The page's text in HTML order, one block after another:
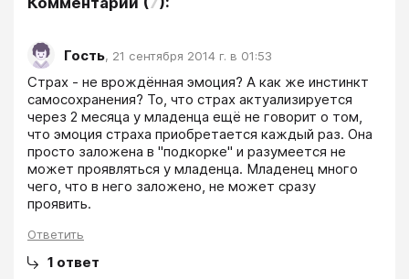
Гость, 21 сентября 2014 г. в 01:53
Страх - не врождённая эмоция? А как же инстинкт
самосохранения? То, что страх актуализируется
через 2 месяца у младенца ещё не говорит о том,
что эмоция страха приобретается каждый раз. Она
просто заложена в "подкорке" и разумеется не
может проявляться у младенца. Младенец много
чего, что в него заложено, не может сразу
проявить.
Ответить
1 ответ